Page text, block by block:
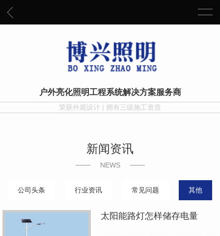
户外亮化照明工程系统解决方案服务商
荣获外观设计 | 拥有三级施工资质
新闻资讯
NEWS
公司头条 行业资讯 常见问题 其他
太阳能路灯怎样储存电量